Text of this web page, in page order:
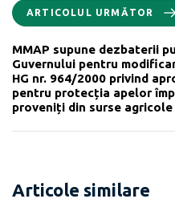
ARTICOLUL URMĂTOR
MMAP supune dezbaterii
Guvernului pentru
HG nr. 964/2000 privind
pentru protecția apelor
proveniți din surse agricole
Articole similare